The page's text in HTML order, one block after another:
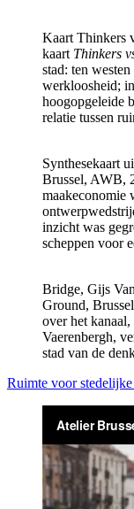
Kaart Thinkers
kaart Thinkers
stad: ten
werkloosheid;
hoogopgeleide
relatie tussen
Synthesekaart
Brussel, AWB,
maakeconomie
inzicht was
scheppen voor
Bridge, Gijs
Ground,
over het
Vaerenbergh,
stad van de
Ruimte voor